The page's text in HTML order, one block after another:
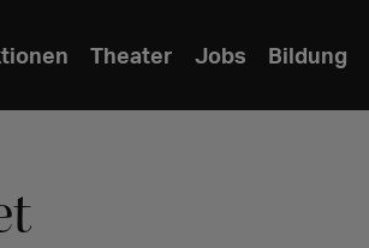
Theater Jobs Bildung